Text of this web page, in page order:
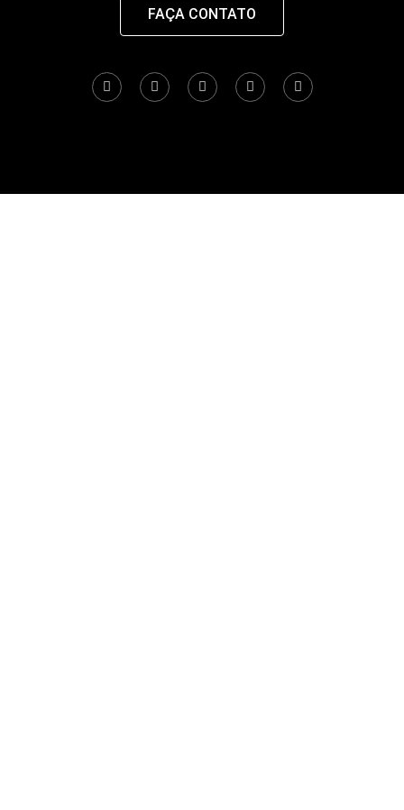
FAÇA CONTATO